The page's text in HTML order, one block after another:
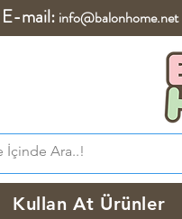
E-mail: info@balonhome.net
Kullan At Ürünler